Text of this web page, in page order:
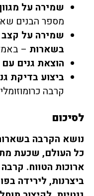
שמירה על
מספר הבנים
שמירה על
בשארות –
הוצאת גנים
ביצוע בדיקת
קרבה
לסיכום
נושא הקרבה
כל העולם, שכעת
ארוכות הטווח.
ביצרנות, לירידה